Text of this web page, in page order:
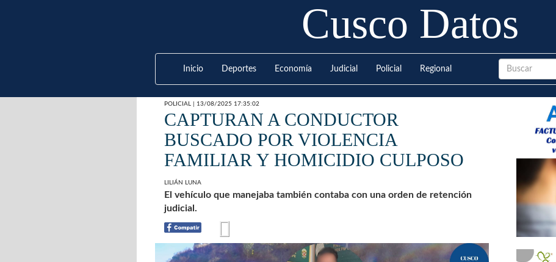
Cusco Datos
Inicio Deportes Economía Judicial Policial Regional
POLICIAL | 13/08/2025 17:35:02
CAPTURAN A CONDUCTOR
BUSCADO POR VIOLENCIA
FAMILIAR Y HOMICIDIO CULPOSO
LILIÁN LUNA
El vehículo que manejaba también contaba con una orden de retención
judicial.